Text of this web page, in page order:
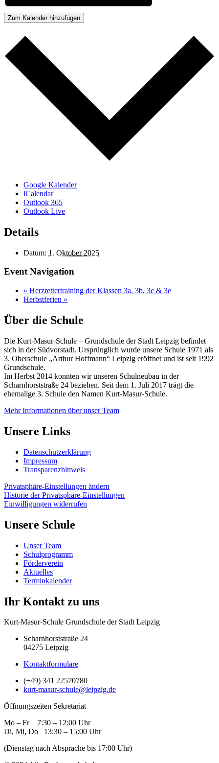
Zum Kalender hinzufügen
Google Kalender
iCalendar
Outlook 365
Outlook Live
Details
Datum: 1. Oktober 2025
Event Navigation
« Herzrettertraining der Klassen 3a, 3b, 3c & 3e
Herbstferien »
Über die Schule
Die Kurt-Masur-Schule – Grundschule der Stadt Leipzig befindet
sich in der Südvorstadt. Ursprünglich wurde unsere Schule 1971 als
3. Oberschule „Arthur Hoffmann“ Leipzig eröffnet und ist seit 1992
Grundschule.
Im Herbst 2014 konnten wir unseren Schulneubau in der
Scharnhorststraße 24 beziehen. Seit dem 1. Juli 2017 trägt die
ehemalige 3. Schule den Namen Kurt-Masur-Schule.
Mehr Informationen über unser Team
Unsere Links
Datenschutzerklärung
Impressum
Transparenzhinweis
Privatsphäre-Einstellungen ändern
Historie der Privatsphäre-Einstellungen
Einwilligungen widerrufen
Unsere Schule
Unser Team
Schulprogramm
Förderverein
Aktuelles
Terminkalender
Ihr Kontakt zu uns
Kurt-Masur-Schule Grundschule der Stadt Leipzig
Scharnhorststraße 24
04275 Leipzig
Kontaktformulare
(+49) 341 22570780
kurt-masur-schule@leipzig.de
Öffnungszeiten Sekretariat
Mo – Fr 7:30 – 12:00 Uhr
Di, Mi, Do 13:30 – 15:00 Uhr
(Dienstag nach Absprache bis 17:00 Uhr)